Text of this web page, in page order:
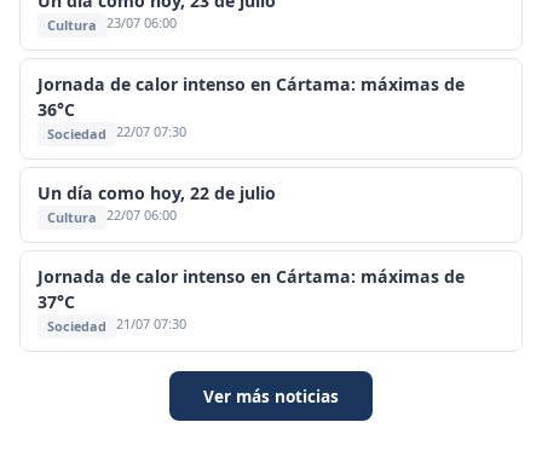
Cultura 23/07 06:00
Jornada de calor intenso en Cártama: máximas de
36°C
Sociedad 22/07 07:30
Un día como hoy, 22 de julio
Cultura 22/07 06:00
Jornada de calor intenso en Cártama: máximas de
37°C
Sociedad 21/07 07:30
Ver más noticias